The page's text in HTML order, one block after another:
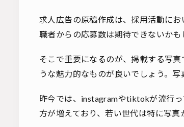
求人広告の原稿作成は、採用活動に
職者からの応募数は期待できないかも
そこで重要になるのが、掲載する写
うな魅力的なものが良いでしょう。
昨今では、instagramやtiktokが流行
方が増えており、若い世代は特に写真